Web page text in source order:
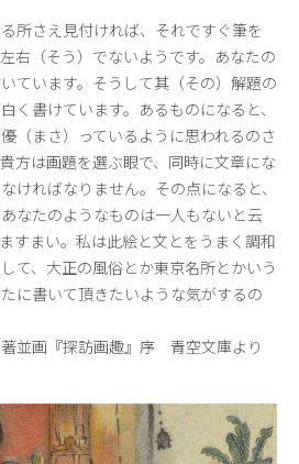
所さえ見付ければ、それですぐ筆を
右（そう）でないようです。あなたの
ています。そうして其（その）解題の
く書けています。あるものになると、
（まさ）っているように思われるのさ
方は画題を選ぶ眼で、同時に文章にな
ければなりません。その点になると、
なたのようなものは一人もないと云
すまい。私は此絵と文とをうまく調和
て、大正の風俗とか東京名所とかいう
に書いて頂きたいような気がするの
並画『探訪画趣』序 青空文庫より